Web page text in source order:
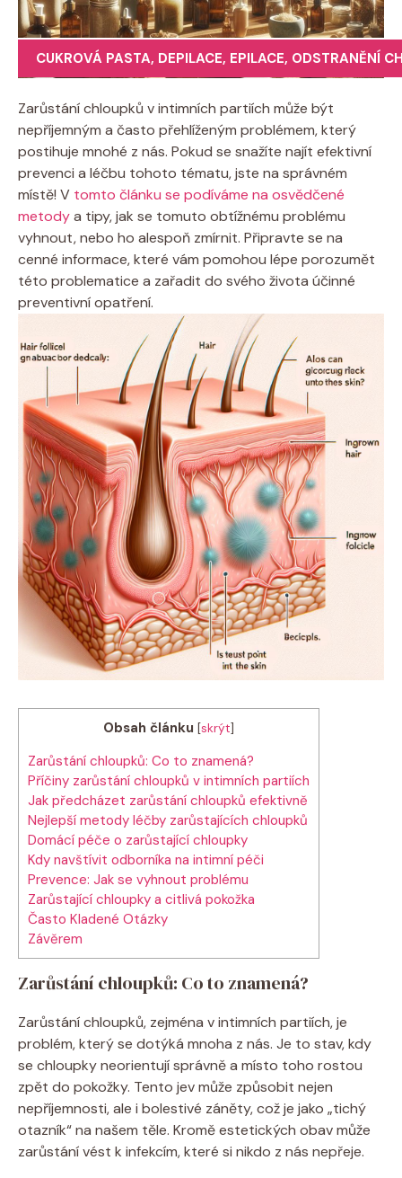
CUKROVÁ PASTA, DEPILACE, EPILACE, ODSTRANĚNÍ
Zarůstání chloupků v intimních partiích může být
nepříjemným a často přehlíženým problémem, který
postihuje mnohé z nás. Pokud se snažíte najít efektivní
prevenci a léčbu tohoto tématu, jste na správném
místě! V tomto článku se podíváme na osvědčené
metodya tipy, jak se tomuto obtížnému problému
vyhnout, nebo ho alespoň zmírnit. Připravte se na
cenné informace, které vám pomohou lépe porozumět
této problematice a zařadit do svého života účinné
preventivní opatření.
Obsah článku [skrýt]
Zarůstání chloupků: Co to znamená?
Příčiny zarůstání chloupků v intimních partiích
Jak předcházet zarůstání chloupků efektivně
Nejlepší metody léčby zarůstajících chloupků
Domácí péče o zarůstající chloupky
Kdy navštívit odborníka na intimní péči
Prevence: Jak se vyhnout problému
Zarůstající chloupky a citlivá pokožka
Často Kladené Otázky
Závěrem
Zarůstání chloupků: Co to znamená?
Zarůstání chloupků, zejména v intimních partiích, je
problém, který se dotýká mnoha z nás. Je to stav, kdy
se chloupky neorientují správně a místo toho rostou
zpět do pokožky. Tento jev může způsobit nejen
nepříjemnosti, ale i bolestivé záněty, což je jako „tichý
otazník“ na našem těle. Kromě estetických obav může
zarůstání vést k infekcím, které si nikdo z nás nepřeje.